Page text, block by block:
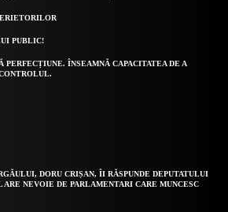
PUBLIC!
PERFECȚIUNE. ÎNSEAMNĂ CAPACITATEA DE A
DORU CRIȘAN, ÎI RĂSPUNDE DEPUTATULUI
ARE NEVOIE DE PARLAMENTARI CARE MUNCESC